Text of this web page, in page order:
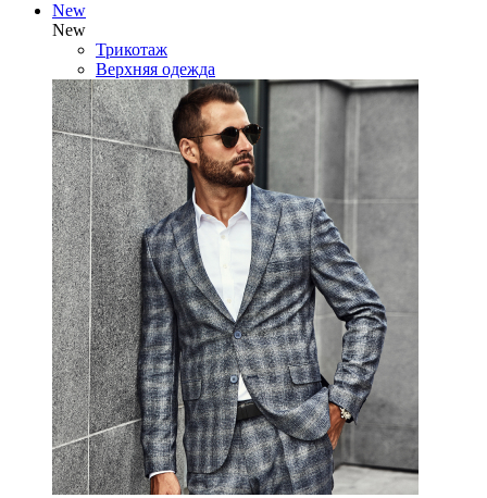
New
New
Трикотаж
Верхняя одежда